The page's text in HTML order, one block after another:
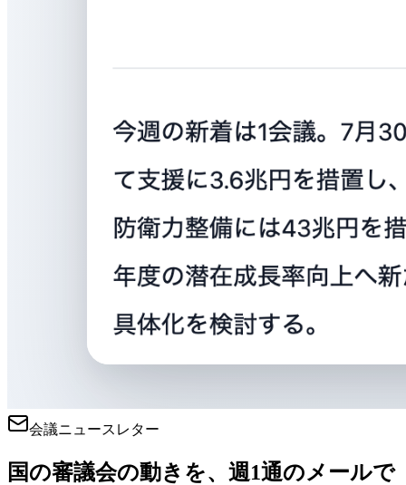
会議ニュースレター
国の審議会の動きを、週1通のメールで